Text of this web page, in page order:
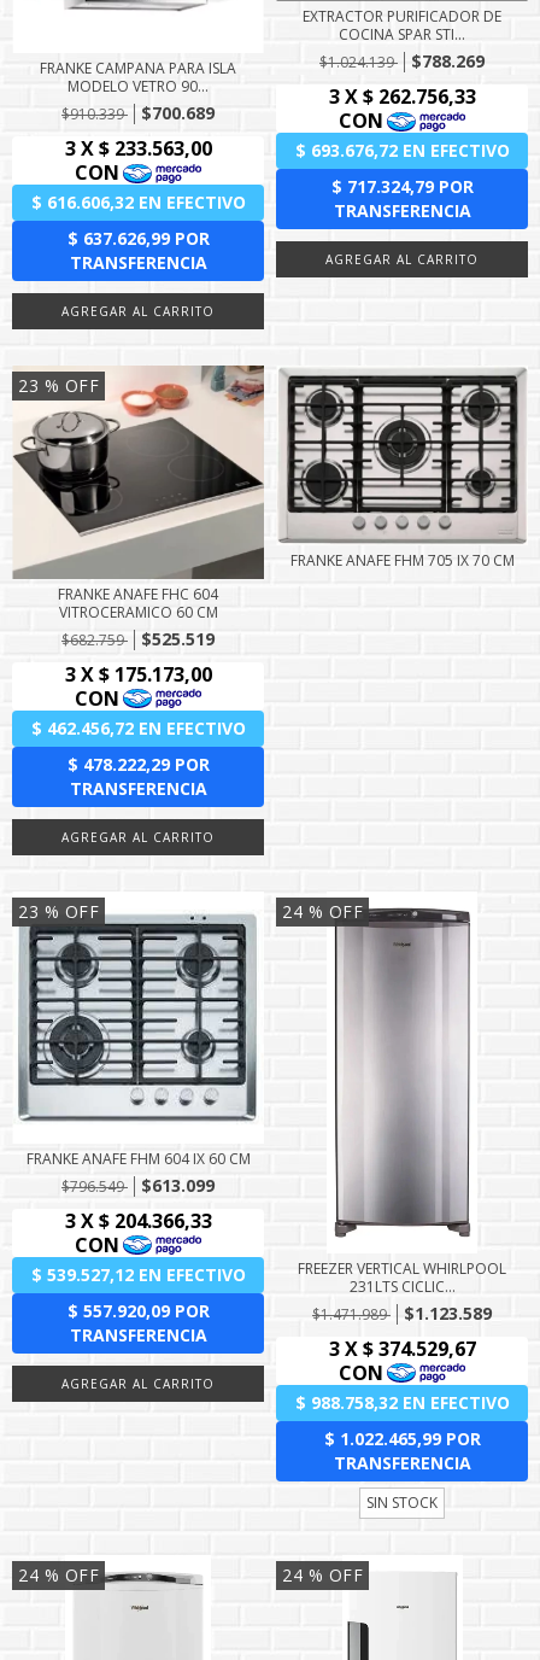
FRANKE CAMPANA PARA ISLA
MODELO VETRO 90...
$910.339
$700.689
EXTRACTOR PURIFICADOR DE
COCINA SPAR STI...
$1.024.139
$788.269
23 % OFF
FRANKE ANAFE FHC 604
VITROCERAMICO 60 CM
$682.759
$525.519
FRANKE ANAFE FHM 705 IX 70 CM
23 % OFF
FRANKE ANAFE FHM 604 IX 60 CM
$796.549
$613.099
24 % OFF
FREEZER VERTICAL WHIRLPOOL
231LTS CICLIC...
$1.471.989
$1.123.589
SIN STOCK
24 % OFF 24 % OFF